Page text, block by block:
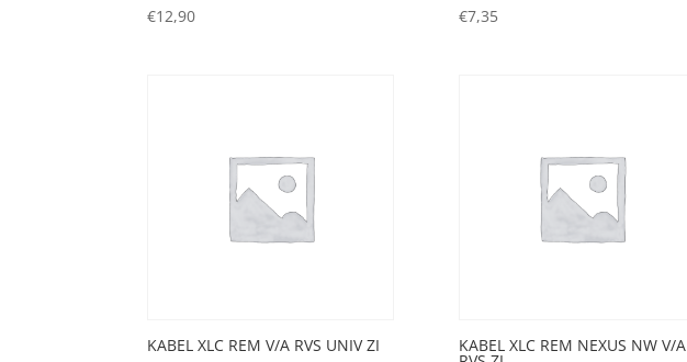
€12,90
€7,35
KABEL XLC REM V/A RVS UNIV ZI
KABEL XLC REM NEXUS NW V/A